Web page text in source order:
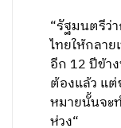
“รัฐมนตรีว่
ไทยให้กลา
อีก 12 ปีข้า
ต้องแล้ว แ
หมายนั้นจะ
ห่วง“